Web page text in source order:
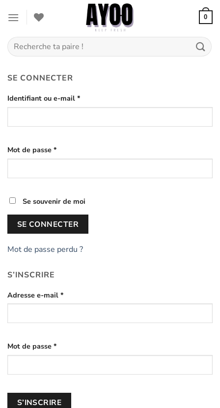
0
Recherche
pour :
SE CONNECTER
Identifiant ou e-mail *
Mot de passe *
Se souvenir de moi
SE CONNECTER
Mot de passe perdu ?
S’INSCRIRE
Adresse e-mail *
Mot de passe *
S’INSCRIRE